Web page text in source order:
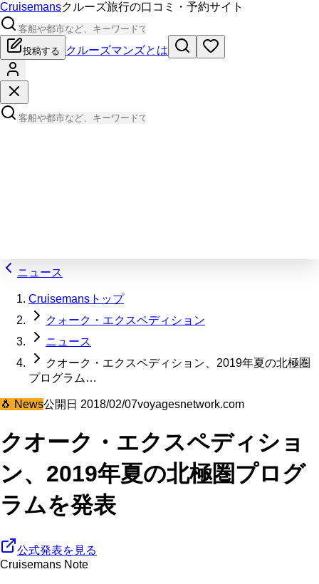
Cruisemansクルーズ旅行の口コミ・予約サイト
投稿する クルーズマンズとは
ニュース
Cruisemansトップ
クォーク・エクスペディション
ニュース
クオーク・エクスペディション、2019年夏の北極圏
プログラム…
🐧 News公開日 2018/02/07voyagesnetwork.com
クオーク・エクスペディショ
ン、2019年夏の北極圏プログ
ラムを発表
公式発表を見る
Cruisemans Note